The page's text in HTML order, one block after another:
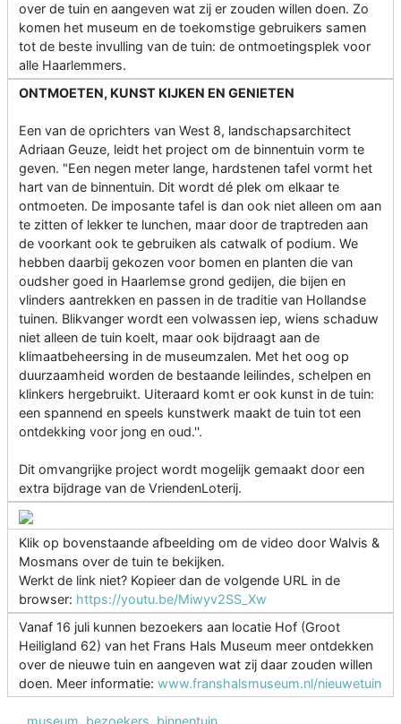
over de tuin en aangeven wat zij er zouden willen doen. Zo
komen het museum en de toekomstige gebruikers samen
tot de beste invulling van de tuin: de ontmoetingsplek voor
alle Haarlemmers.
ONTMOETEN, KUNST KIJKEN EN GENIETEN
Een van de oprichters van West 8, landschapsarchitect
Adriaan Geuze, leidt het project om de binnentuin vorm te
geven. "Een negen meter lange, hardstenen tafel vormt het
hart van de binnentuin. Dit wordt dé plek om elkaar te
ontmoeten. De imposante tafel is dan ook niet alleen om aan
te zitten of lekker te lunchen, maar door de traptreden aan
de voorkant ook te gebruiken als catwalk of podium. We
hebben daarbij gekozen voor bomen en planten die van
oudsher goed in Haarlemse grond gedijen, die bijen en
vlinders aantrekken en passen in de traditie van Hollandse
tuinen. Blikvanger wordt een volwassen iep, wiens schaduw
niet alleen de tuin koelt, maar ook bijdraagt aan de
klimaatbeheersing in de museumzalen. Met het oog op
duurzaamheid worden de bestaande leilindes, schelpen en
klinkers hergebruikt. Uiteraard komt er ook kunst in de tuin:
een spannend en speels kunstwerk maakt de tuin tot een
ontdekking voor jong en oud.''.
Dit omvangrijke project wordt mogelijk gemaakt door een
extra bijdrage van de VriendenLoterij.
Klik op bovenstaande afbeelding om de video door Walvis &
Mosmans over de tuin te bekijken.
Werkt de link niet? Kopieer dan de volgende URL in de
browser: https://youtu.be/Miwyv2SS_Xw
Vanaf 16 juli kunnen bezoekers aan locatie Hof (Groot
Heiligland 62) van het Frans Hals Museum meer ontdekken
over de nieuwe tuin en aangeven wat zij daar zouden willen
doen. Meer informatie: www.franshalsmuseum.nl/nieuwetuin
museum, bezoekers, binnentuin